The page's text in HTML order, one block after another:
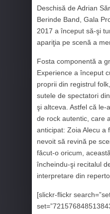
Deschisă de Adrian
Berinde Band, Gala
2017 a început să-şi
apariţia pe scenă a
Fosta componentă a
Experience a început
proprii din registrul
sutele de spectatori
şi altceva. Astfel că le-
de rock autentic, care
anticipat: Zoia Alecu a
nevoit să revină pe
făcut-o oricum,
încheindu-şi recitalul
interpretare din
[slickr-flickr